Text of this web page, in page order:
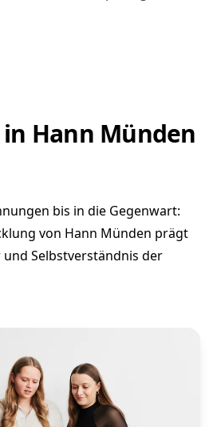
Hann Münden
bis in die Gegenwart:
von Hann Münden prägt
Selbstverständnis der